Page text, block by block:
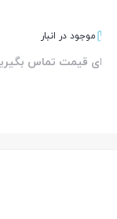
موجود در انبار
برای قیمت تماس